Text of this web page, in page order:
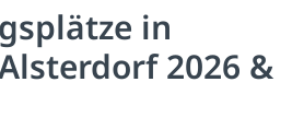
in
2026 &